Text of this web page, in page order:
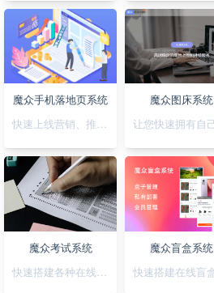
魔众手机落地页系统
快速上线营销、推广落地页，可视化拖拽创，支持手机H5/微信小程序/抖音小程序
魔众图床系统
魔众考试系统
快速搭建各种在线考试系统
魔众盲盒系统